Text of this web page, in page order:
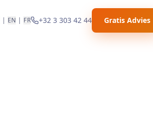
| EN | FR +32 3 303 42 44 Gratis Advies